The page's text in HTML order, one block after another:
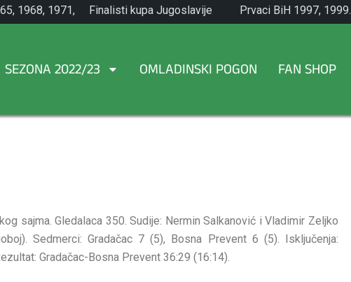
1968, 1971,
Finalisti kupa Jugoslavije
1965.
Prvaci BiH 1997, 1999.
SEZONA 2022/23 OMLADINSKI POGON FAN SHOP
sajma. Gledalaca 350. Sudije: Nermin Salkanović i Vladimir Zeljko
Sedmerci: Gradačac 7 (5), Bosna Prevent 6 (5). Isključenja:
Gradačac-Bosna Prevent 36:29 (16:14).